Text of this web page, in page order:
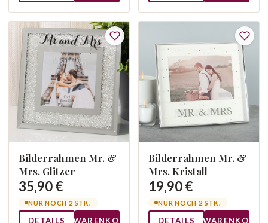
Bilderrahmen Mr. &
Mrs. Glitzer
35,90 €
NUR NOCH 2 STK.
DETAILS WARENKORB
Bilderrahmen Mr. &
Mrs. Kristall
19,90 €
NUR NOCH 2 STK.
DETAILS WARENKORB